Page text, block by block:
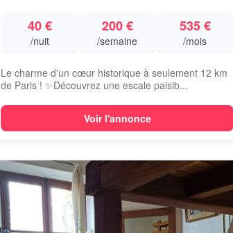
40 €
/nuit
200 €
/semaine
535 €
/mois
Le charme d'un cœur historique à seulement 12 km
de Paris ! ✨ ​Découvrez une escale paisib...
Voir l'annonce